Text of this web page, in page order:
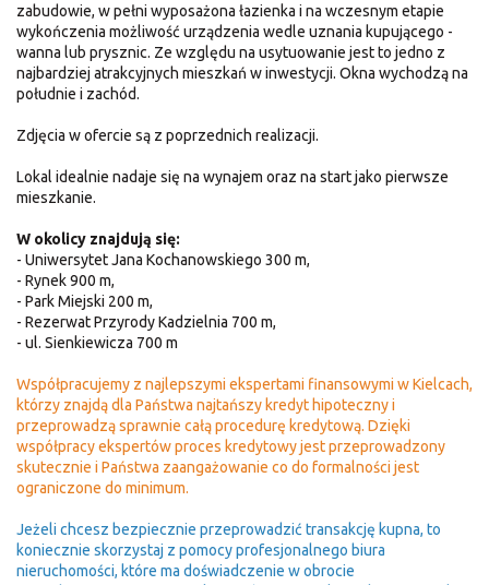
zabudowie, w pełni wyposażona łazienka i na wczesnym etapie
wykończenia możliwość urządzenia wedle uznania kupującego -
wanna lub prysznic. Ze względu na usytuowanie jest to jedno z
najbardziej atrakcyjnych mieszkań w inwestycji. Okna wychodzą na
południe i zachód.
Zdjęcia w ofercie są z poprzednich realizacji.
Lokal idealnie nadaje się na wynajem oraz na start jako pierwsze
mieszkanie.
W okolicy znajdują się:
- Uniwersytet Jana Kochanowskiego 300 m,
- Rynek 900 m,
- Park Miejski 200 m,
- Rezerwat Przyrody Kadzielnia 700 m,
- ul. Sienkiewicza 700 m
Współpracujemy z najlepszymi ekspertami finansowymi w Kielcach,
którzy znajdą dla Państwa najtańszy kredyt hipoteczny i
przeprowadzą sprawnie całą procedurę kredytową. Dzięki
współpracy ekspertów proces kredytowy jest przeprowadzony
skutecznie i Państwa zaangażowanie co do formalności jest
ograniczone do minimum.
Jeżeli chcesz bezpiecznie przeprowadzić transakcję kupna, to
koniecznie skorzystaj z pomocy profesjonalnego biura
nieruchomości, które ma doświadczenie w obrocie